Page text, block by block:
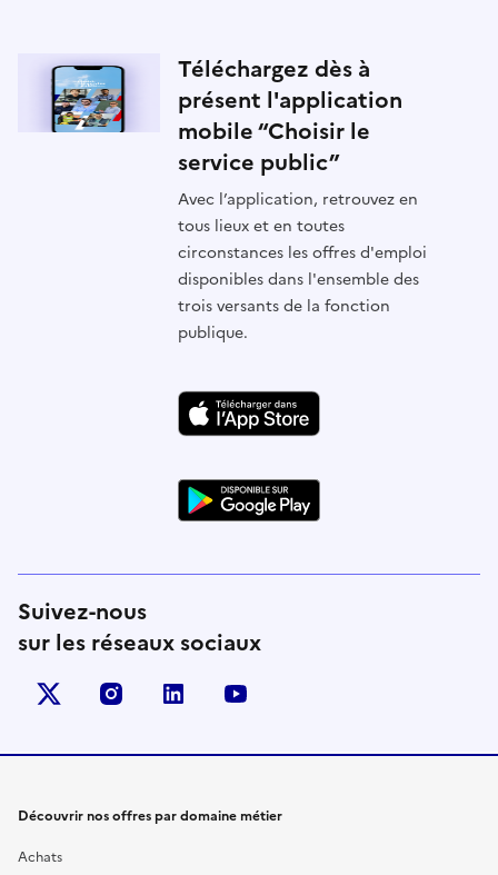
Téléchargez dès à
présent l'application
mobile “Choisir le
service public”
Avec l’application, retrouvez en
tous lieux et en toutes
circonstances les offres d'emploi
disponibles dans l'ensemble des
trois versants de la fonction
publique.
Suivez-nous
sur les réseaux sociaux
X (anciennement Twitter)
instagramlinkedin
Découvrir nos offres par domaine métier
Achats